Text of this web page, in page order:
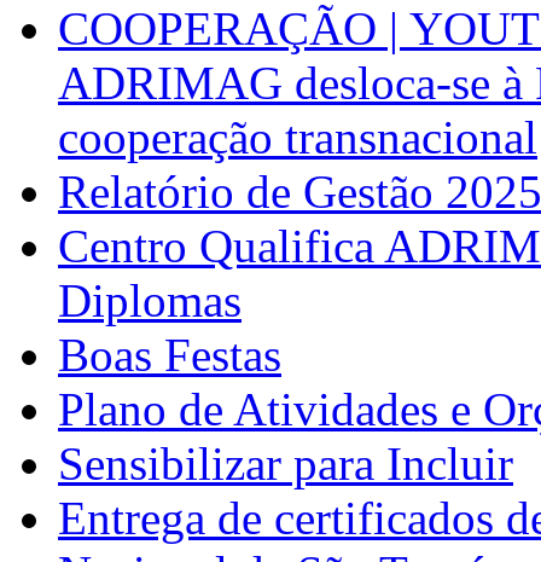
COOPERAÇÃO |
ADRIMAG desloca-se
cooperação transnacional
Relatório de Gestão 2025
Centro Qualifica
Diplomas
Boas Festas
Plano de Atividades e
Sensibilizar para Incluir
Entrega de certificados